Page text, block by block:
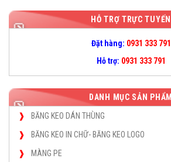
HỖ TRỢ TRỰC TUYẾN
Đặt hàng: 0931 333 791
Hỗ trợ: 0931 333 791
DANH MỤC SẢN PHẨM
BĂNG KEO DÁN THÙNG
BĂNG KEO IN CHỮ- BĂNG KEO LOGO
MÀNG PE